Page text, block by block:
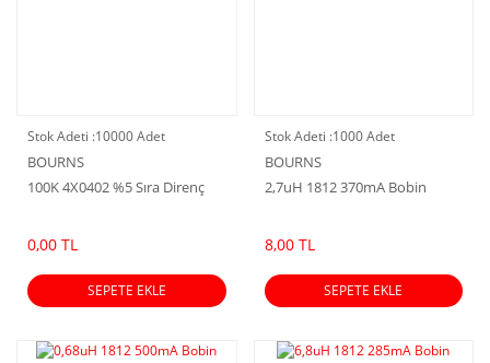
Stok Adeti :10000 Adet
BOURNS
100K 4X0402 %5 Sıra Direnç
0,00 TL
SEPETE EKLE
Stok Adeti :1000 Adet
BOURNS
2,7uH 1812 370mA Bobin
8,00 TL
SEPETE EKLE